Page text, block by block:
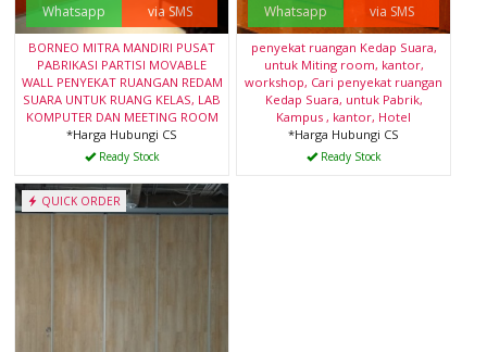
Whatsapp via SMS
BORNEO MITRA MANDIRI PUSAT
PABRIKASI PARTISI MOVABLE
WALL PENYEKAT RUANGAN REDAM
SUARA UNTUK RUANG KELAS, LAB
KOMPUTER DAN MEETING ROOM
*Harga Hubungi CS
Ready Stock
Whatsapp via SMS
penyekat ruangan Kedap Suara,
untuk Miting room, kantor,
workshop, Cari penyekat ruangan
Kedap Suara, untuk Pabrik,
Kampus , kantor, Hotel
*Harga Hubungi CS
Ready Stock
QUICK ORDER